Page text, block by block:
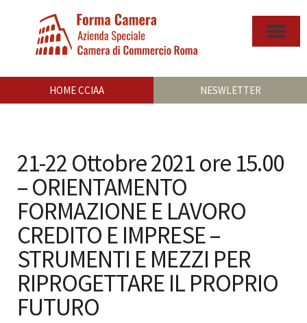
HOME CCIAA NESWLETTER
21-22 Ottobre 2021 ore 15.00
– ORIENTAMENTO
FORMAZIONE E LAVORO
CREDITO E IMPRESE –
STRUMENTI E MEZZI PER
RIPROGETTARE IL PROPRIO
FUTURO